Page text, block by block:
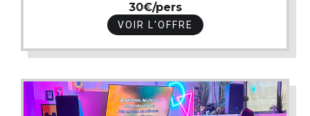
30€/pers
VOIR L'OFFRE